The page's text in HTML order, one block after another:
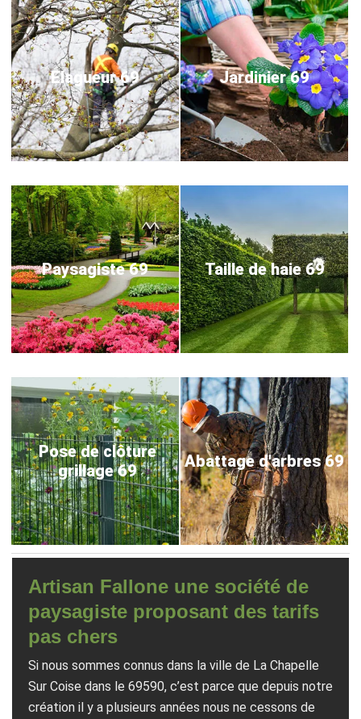
Elagueur 69 Jardinier 69
Paysagiste 69 Taille de haie 69
Pose de clôture
grillage 69
Abattage d'arbres 69
Artisan Fallone une société de
paysagiste proposant des tarifs
pas chers
Si nous sommes connus dans la ville de La Chapelle
Sur Coise dans le 69590, c’est parce que depuis notre
création il y a plusieurs années nous ne cessons de